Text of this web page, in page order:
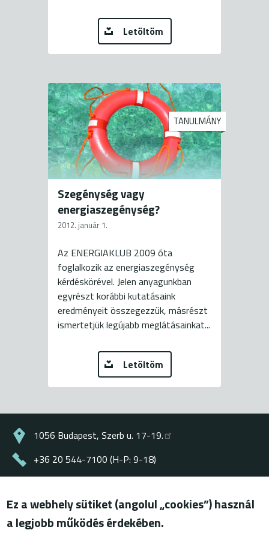
Letöltöm
TANULMÁNY
Szegénység vagy
energiaszegénység?
2012. január 1.
Az ENERGIAKLUB 2009 óta
foglalkozik az energiaszegénység
kérdéskörével. Jelen anyagunkban
egyrészt korábbi kutatásaink
eredményeit összegezzük, másrészt
ismertetjük legújabb meglátásainkat...
Letöltöm
1056 Budapest, Szerb u. 17-19.
+36 20 544-7100 (H-P: 9-18)
© ENERGIAKLUB - minden jog fenntartva
Ez a webhely sütiket (angolul „cookies”) használ
a legjobb működés érdekében.